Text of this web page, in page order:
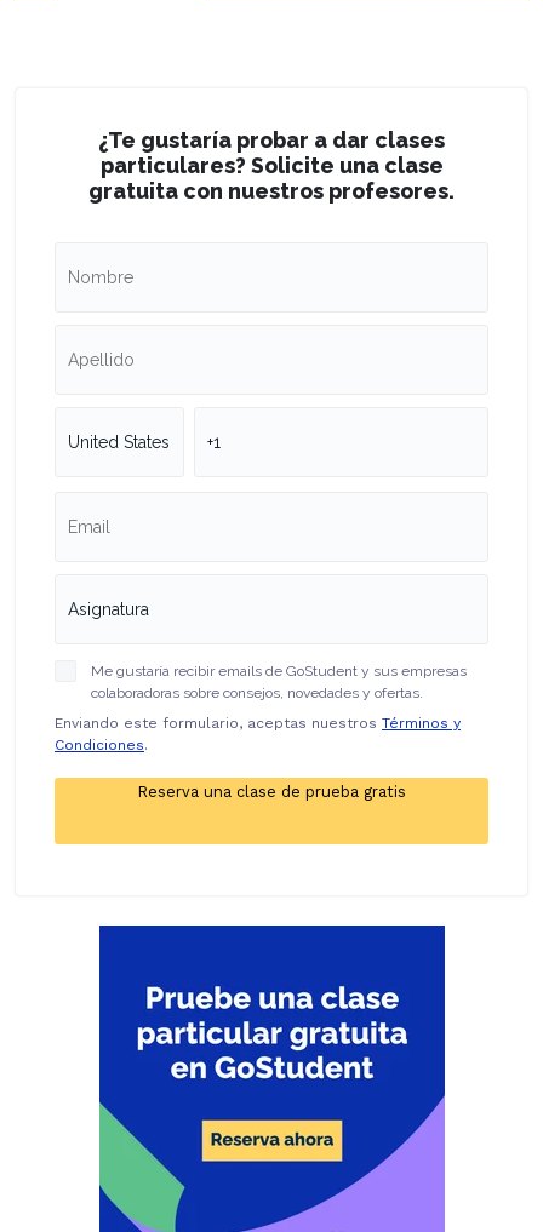
¿Te gustaría probar a dar clases
particulares? Solicite una clase
gratuita con nuestros profesores.
Me gustaría recibir emails de GoStudent y sus empresas
colaboradoras sobre consejos, novedades y ofertas.
Enviando este formulario, aceptas nuestros Términos y
Condiciones.